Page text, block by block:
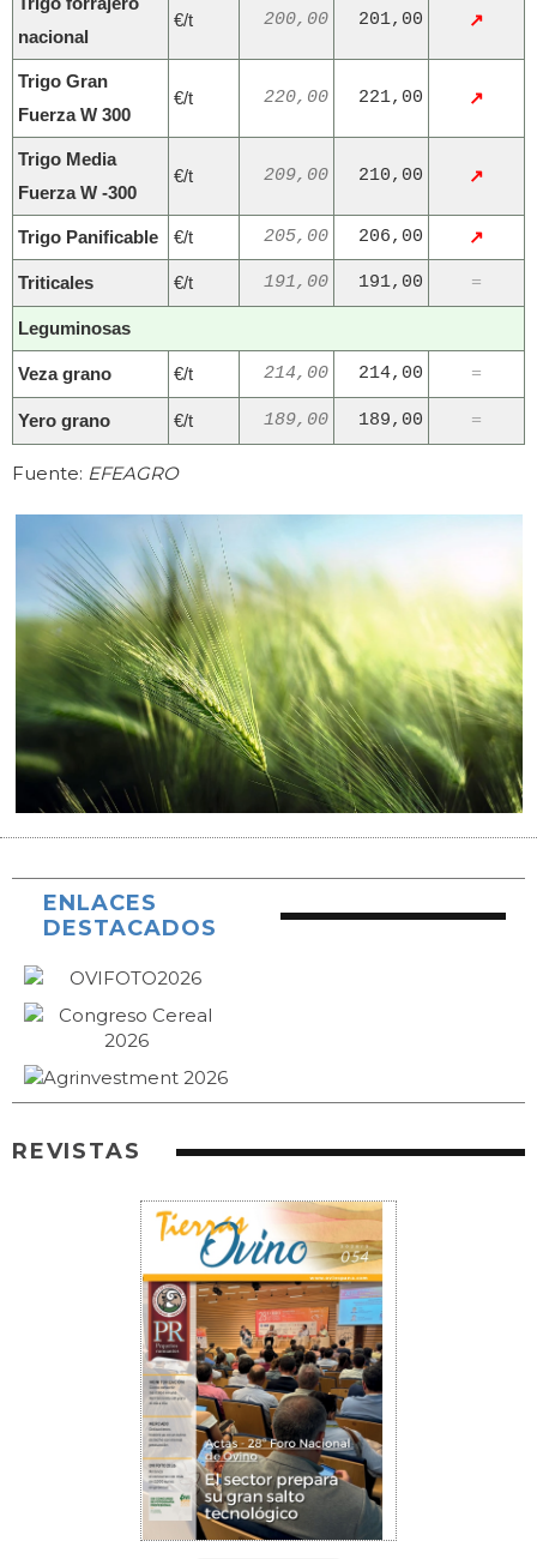
nacional
€/t 200,00 201,00 ↗
Trigo Gran
Fuerza W 300
€/t 220,00 221,00 ↗
Trigo Media
Fuerza W -300
€/t 209,00 210,00 ↗
Trigo Panificable €/t 205,00 206,00 ↗
Triticales €/t 191,00 191,00 =
Leguminosas
Veza grano €/t 214,00 214,00 =
Yero grano €/t 189,00 189,00 =
Fuente: EFEAGRO
ENLACES
DESTACADOS
REVISTAS